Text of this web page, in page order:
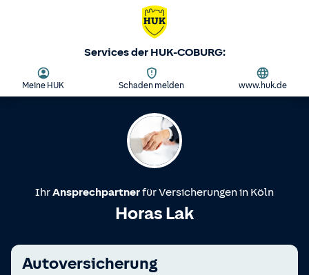
Services der HUK-COBURG:
Meine HUK Schaden melden www.huk.de
IhrAnsprechpartnerfür Versicherungen in Köln
Horas Lak
Autoversicherung